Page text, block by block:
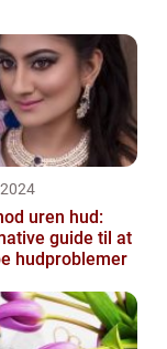
uren hud:
guide til at
hudproblemer